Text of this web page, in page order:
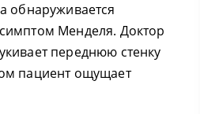
обнаруживается
Менделя. Доктор
переднюю стенку
пациент ощущает